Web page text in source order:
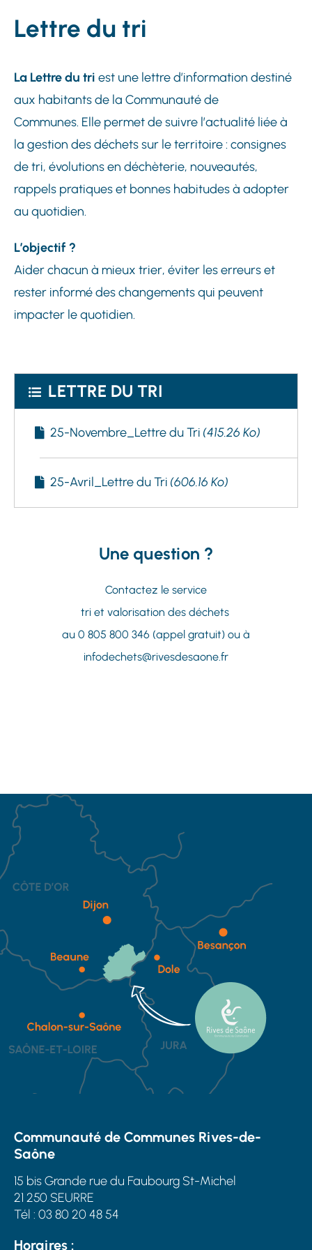
Lettre du tri
La Lettre du tri est une lettre d’information destiné
aux habitants de la Communauté de
Communes. Elle permet de suivre l’actualité liée à
la gestion des déchets sur le territoire : consignes
de tri, évolutions en déchèterie, nouveautés,
rappels pratiques et bonnes habitudes à adopter
au quotidien.
L’objectif ?
Aider chacun à mieux trier, éviter les erreurs et
rester informé des changements qui peuvent
impacter le quotidien.
LETTRE DU TRI
25-Novembre_Lettre du Tri (415.26 Ko)
25-Avril_Lettre du Tri (606.16 Ko)
Une question ?
Contactez le service
tri et valorisation des déchets
au 0 805 800 346 (appel gratuit) ou à
infodechets@rivesdesaone.fr
Communauté de Communes Rives-de-
Saône
15 bis Grande rue du Faubourg St-Michel
21 250 SEURRE
Tél : 03 80 20 48 54
Horaires :